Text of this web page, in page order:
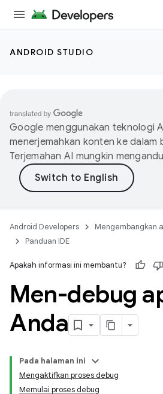
ANDROID STUDIO
Google menggunakan teknologi
menerjemahkan konten ke dalam
Terjemahan AI mungkin
Android Developers Mengembangkan
Panduan IDE
Apakah informasi ini membantu?
Men-debug
Anda
Pada halaman ini
Mengaktifkan proses debug
Memulai proses debug